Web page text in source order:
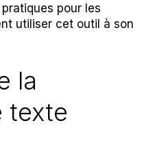
pour les
utiliser cet outil à son
la
texte